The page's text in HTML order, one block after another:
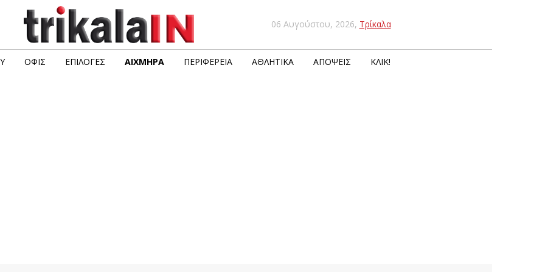
06 Αυγούστου, 2026, Τρίκαλα
ΟΦΙΣ ΕΠΙΛΟΓΈΣ ΑΙΧΜΗΡΆ ΠΕΡΙΦΈΡΕΙΑ ΑΘΛΗΤΙΚΆ ΑΠΌΨΕΙΣ ΚΛΙΚ!